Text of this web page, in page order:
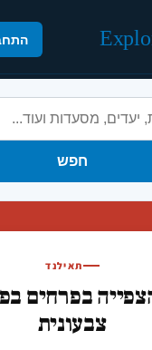
חפש
תאילנד
בפרחים
צבעונית